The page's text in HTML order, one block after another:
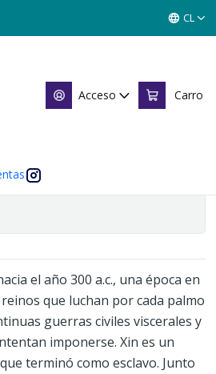
Acceso Carro
CL
el año 300 a.c., una época en
que luchan por cada palmo
guerras civiles viscerales y
imponerse. Xin es un
terminó como esclavo. Junto